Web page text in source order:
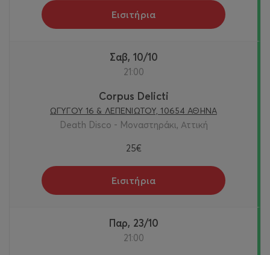
Εισιτήρια
Σαβ, 10/10
21:00
Corpus Delicti
ΩΓΥΓΟΥ 16 & ΛΕΠΕΝΙΩΤΟΥ, 10654 ΑΘΗΝΑ
Death Disco - Μοναστηράκι, Αττική
25€
Εισιτήρια
Παρ, 23/10
21:00